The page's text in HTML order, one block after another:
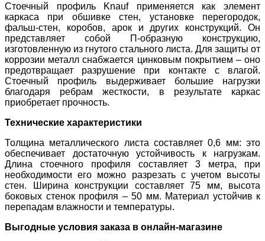
Стоечный профиль Knauf применяется как элемент
каркаса при обшивке стен, установке перегородок,
фальш-стен, коробов, арок и других конструкций. Он
представляет собой П-образную конструкцию,
изготовленную из гнутого стального листа. Для защиты от
коррозии металл снабжается цинковым покрытием – оно
предотвращает разрушение при контакте с влагой.
Стоечный профиль выдерживает большие нагрузки
благодаря ребрам жесткости, в результате каркас
приобретает прочность.
Технические характеристики
Толщина металлического листа составляет 0,6 мм: это
обеспечивает достаточную устойчивость к нагрузкам.
Длина стоечного профиля составляет 3 метра, при
необходимости его можно разрезать с учетом высоты
стен. Ширина конструкции составляет 75 мм, высота
боковых стенок профиля – 50 мм. Материал устойчив к
перепадам влажности и температуры.
Выгодные условия заказа в онлайн-магазине